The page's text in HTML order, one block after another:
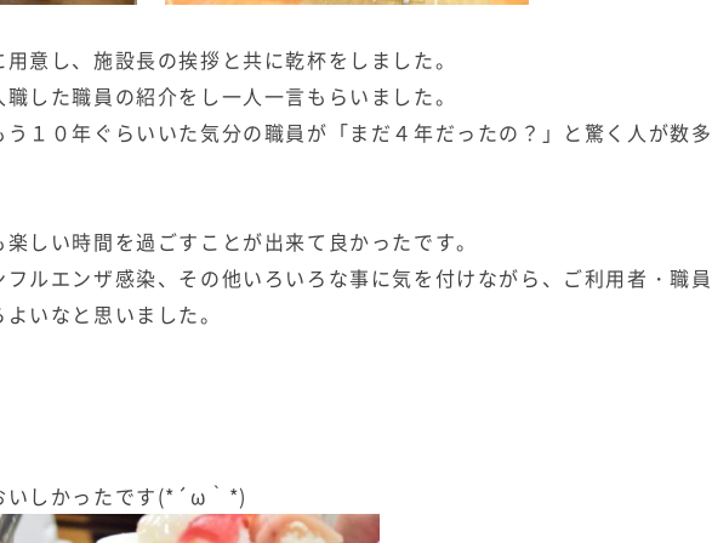
意し、施設長の挨拶と共に乾杯をしました。
した職員の紹介をし一人一言もらいました。
１０年ぐらいいた気分の職員が「まだ４年だったの？」と驚く人が数
しい時間を過ごすことが出来て良かったです。
ルエンザ感染、その他いろいろな事に気を付けながら、ご利用者・職
いなと思いました。
しかったです(*´ω｀*)